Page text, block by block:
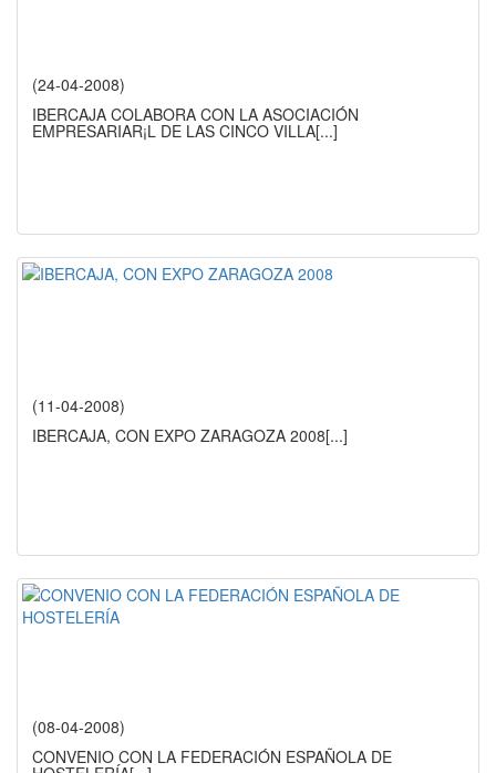
(24-04-2008)
IBERCAJA COLABORA CON LA ASOCIACIÓN
EMPRESARIAR¡L DE LAS CINCO VILLA[...]
(11-04-2008)
IBERCAJA, CON EXPO ZARAGOZA 2008[...]
(08-04-2008)
CONVENIO CON LA FEDERACIÓN ESPAÑOLA DE